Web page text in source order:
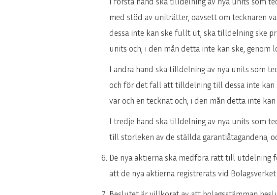
med stöd av uniträtter, oavsett om tecknaren
dessa inte kan ske fullt ut, ska tilldelning ske
units och, i den mån detta inte kan ske, genom
I andra hand ska tilldelning av nya units som
och för det fall att tilldelning till dessa inte
var och en tecknat och, i den mån detta inte
I tredje hand ska tilldelning av nya units som
till storleken av de ställda garantiåtagandena,
De nya aktierna ska medföra rätt till utdelning
att de nya aktierna registrerats vid